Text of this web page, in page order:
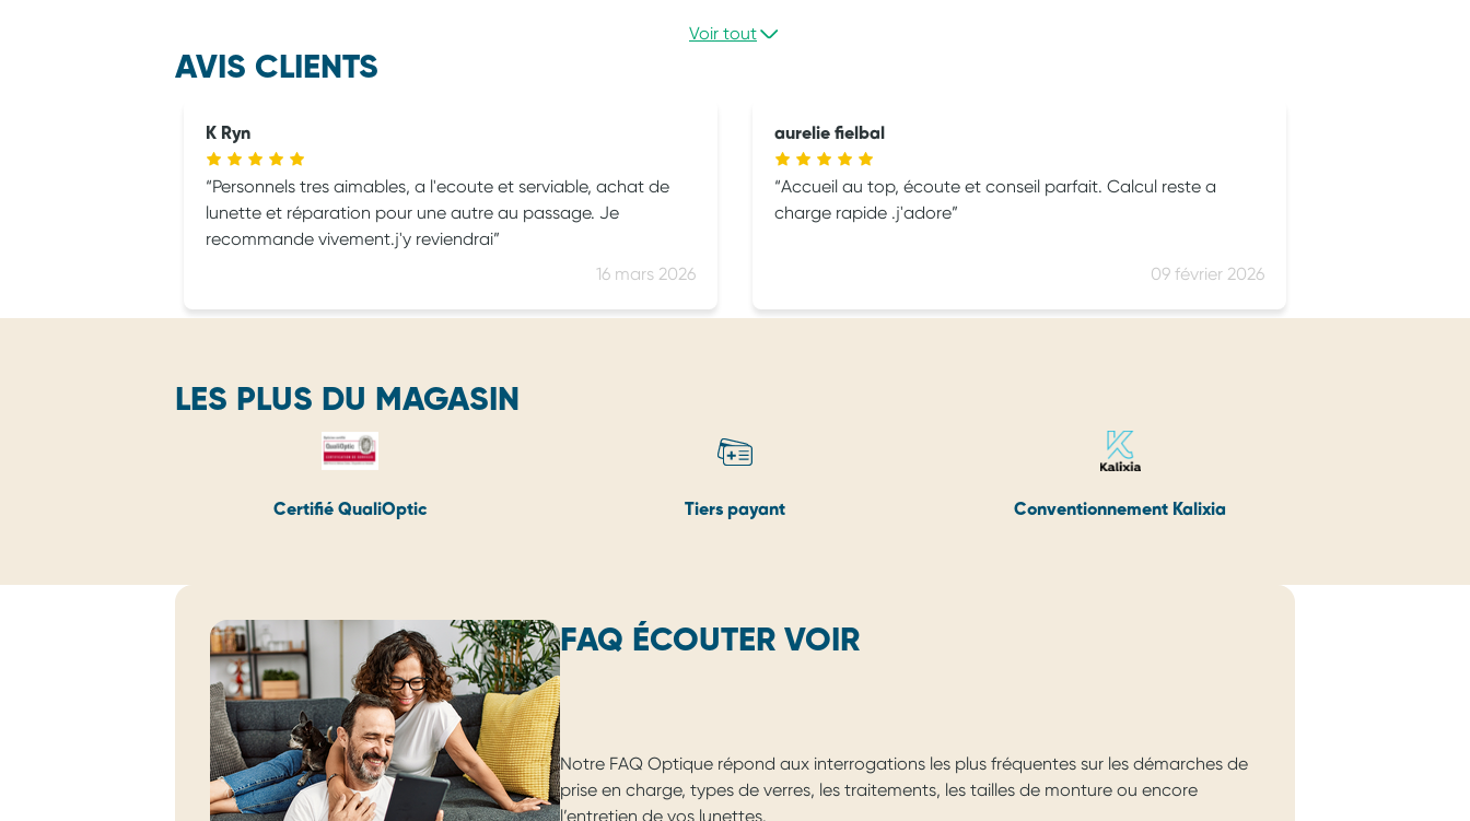
Voir tout
AVIS CLIENTS
K Ryn
16 mars 2026
Personnels tres aimables, a l'ecoute et serviable, achat de
lunette et réparation pour une autre au passage. Je
recommande vivement.j'y reviendrai
aurelie fielbal
09 février 2026
Accueil au top, écoute et conseil parfait. Calcul reste a
charge rapide .j'adore
LES PLUS DU MAGASIN
Certifié QualiOptic Tiers payant Conventionnement Kalixia
FAQ ÉCOUTER VOIR
Notre FAQ Optique répond aux interrogations les plus fréquentes sur les démarches de
prise en charge, types de verres, les traitements, les tailles de monture ou encore
l’entretien de vos lunettes.